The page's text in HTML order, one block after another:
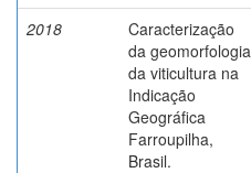
2018
Caracterização
da geomorfologia
da viticultura na
Indicação
Geográfica
Farroupilha,
Brasil.